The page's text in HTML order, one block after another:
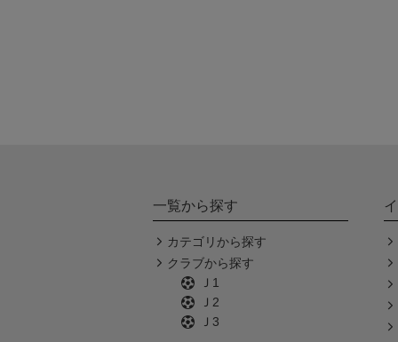
一覧から探す
カテゴリから探す
クラブから探す
Ｊ1
Ｊ2
Ｊ3